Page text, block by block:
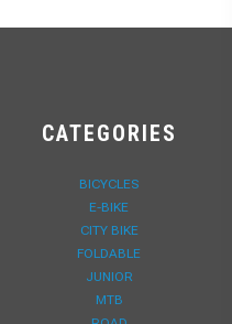
CATEGORIES
BICYCLES
E-BIKE
CITY BIKE
FOLDABLE
JUNIOR
MTB